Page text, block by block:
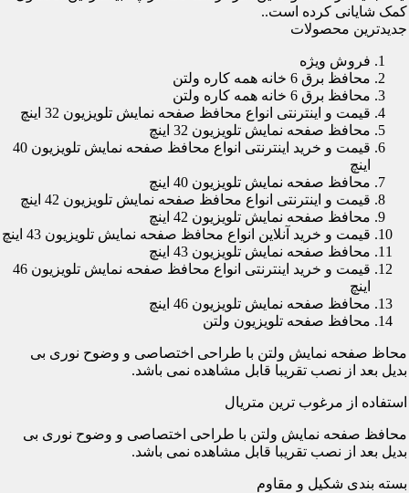
کمک شایانی کرده است..
جدیدترین محصولات
فروش ویژه
محافظ برق 6 خانه همه کاره ولتن
محافظ برق 6 خانه همه کاره ولتن
قیمت و اینترنتی انواع محافظ صفحه نمایش تلویزیون 32 اینچ
محافظ صفحه نمایش تلویزیون 32 اینچ
قیمت و خرید اینترنتی انواع محافظ صفحه نمایش تلویزیون 40
اینچ
محافظ صفحه نمایش تلویزیون 40 اینچ
قیمت و اینترنتی انواع محافظ صفحه نمایش تلویزیون 42 اینچ
محافظ صفحه نمایش تلویزیون 42 اینچ
قیمت و خرید آنلاین انواع محافظ صفحه نمایش تلویزیون 43 اینچ
محافظ صفحه نمایش تلویزیون 43 اینچ
قیمت و خرید اینترنتی انواع محافظ صفحه نمایش تلویزیون 46
اینچ
محافظ صفحه نمایش تلویزیون 46 اینچ
محافظ صفحه تلویزیون ولتن
محاظ صفحه نمایش ولتن با طراحی اختصاصی و وضوح نوری بی
بدیل بعد از نصب تقریبا قابل مشاهده نمی باشد.
استفاده از مرغوب ترین متریال
محافظ صفحه نمایش ولتن با طراحی اختصاصی و وضوح نوری بی
بدیل بعد از نصب تقریبا قابل مشاهده نمی باشد.
بسته بندی شکیل و مقاوم